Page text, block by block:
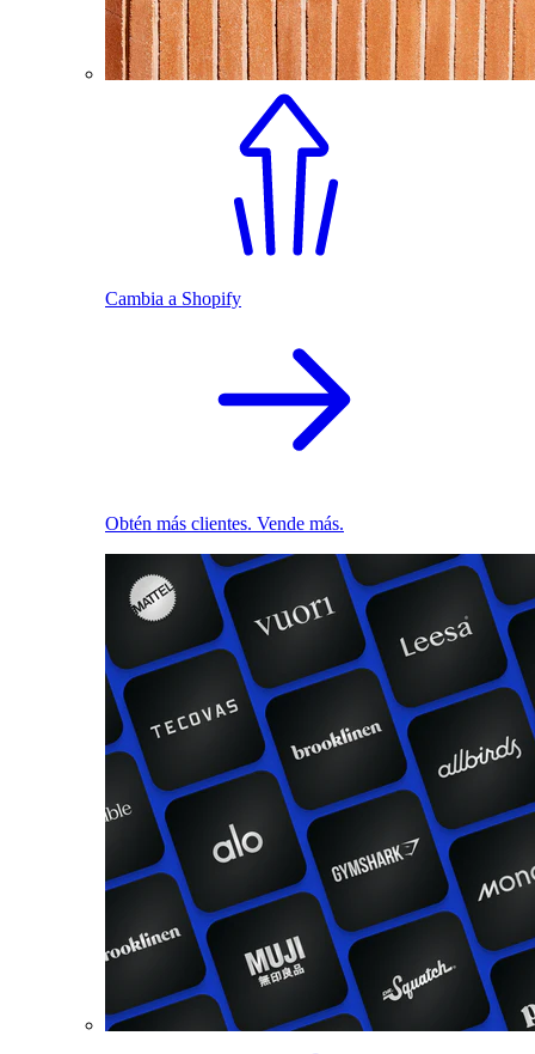
Cambia a Shopify
Obtén más clientes. Vende más.